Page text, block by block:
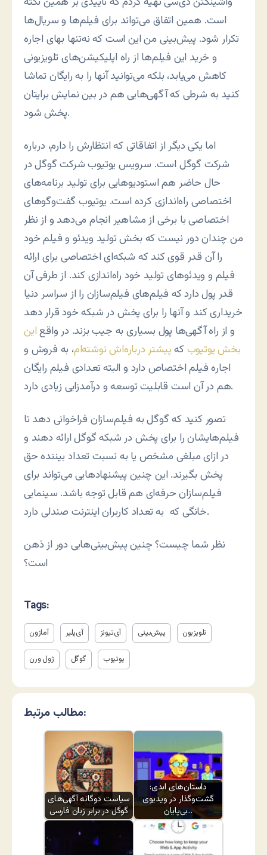
است. همین اتفاق می‌تواند برای فیلم‌ها و سریال‌ها
تکرار شود. پیش‌بینی من این است که نه‌تنها بهای اجاره
و خرید این فیلم‌ها از راه اپلیکیشن‌های تلویزیونی
کاهش می‌یابد، بلکه می‌توانید آنها را به رایگان تماشا
کنید به شرطی که آگهی‌هایی هم در بین نمایش برایتان
پخش شود.
اما یکی دیگر از اتفاقاتی که انتظارش را دارم، درباره
شرکت گوگل است. سرویس یوتیوب شرکت گوگل در
حال حاضر هم استودیوهایی برای تولید برنامه‌های
اختصاصی راه‌اندازی کرده است. یوتیوب گفت‌وگوهای
اختصاصی با برخی از مشاهیر انجام می‌دهد و از نظر
من چندان دور نیست که بخش تولید ویدئو و فیلم خود
را آن قدر قوی کند که شبکه‌ای اختصاصی برای ارائه
فیلم و ویدئوهای تولید خود راه‌اندازی کند. از طرفی آن
قدر پول دارد که فیلم‌های فیلم‌سازان را از سراسر دنیا
خریداری کند و آنها را برای پخش در شبکه خود قرار دهد
و از راه آگهی‌ها پول بسیاری به جیب بزند. در واقعاین
بخش یوتیوبکهپیشتر درباره‌اش نوشته‌ام، به فروش و
اجاره فیلم اختصاص دارد و البته تعدادی فیلم رایگان
هم در آن است قابلیت توسعه و درآمدزایی زیادی دارد.
تصور کنید که گوگل به فیلم‌سازان فراخوانی دهد تا
فیلم‌هایشان را برای پخش در شبکه گوگل ارائه دهند و
در ازای مبلغی مشخص یا به نسبت تعداد بیننده حق
پخش بگیرند. این چنین پیشنهادهایی می‌تواند برای
فیلم‌سازان حرفه‌ای هم قابل توجه باشد. سینمایی
خانگی که به تعداد کاربران اینترنت صندلی دارد.
نظر شما چیست؟ چنین پیش‌بینی‌هایی دور از ذهن
است؟
Tags:
آمازون آی‌پلیر آی‌تیونز پیش‌بینی تلویزیون
ژول ورن گوگل یوتیوب
مطالب مرتبط:
سیاست دوگانه آگهی‌های
گوگل در برابر زبان فارسی
داستان‌های ابدی:
گشت‌وگذار در ویدیوی
بی‌پایان…